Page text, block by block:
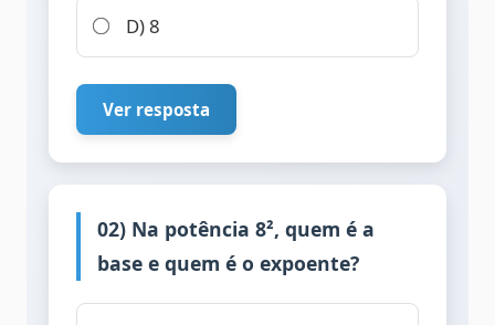
D) 8
Ver resposta
02) Na potência 8², quem é a
base e quem é o expoente?